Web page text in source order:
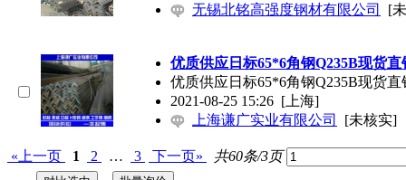
无锡北铭高强度钢材有限公司
[
优质供应日标65*6角钢Q235B现货
优质供应日标65*6角钢Q235B现货
2021-08-25 15:26 [上海]
上海谦广实业有限公司
[未核实]
«上一页 1 2 … 3 下一页» 共60条/3页